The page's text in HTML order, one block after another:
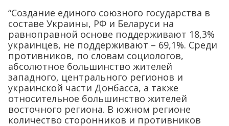
“Создание единого союзного государства в
составе Украины, РФ и Беларуси на
равноправной основе поддерживают 18,3%
украинцев, не поддерживают – 69,1%. Среди
противников, по словам социологов,
абсолютное большинство жителей
западного, центрального регионов и
украинской части Донбасса, а также
относительное большинство жителей
восточного региона. В южном регионе
количество сторонников и противников